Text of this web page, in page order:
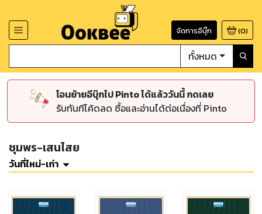
จัดการอีบุ๊ก (0)
ทั้งหมด
โอนย้ายอีบุ๊กไป Pinto ได้แล้ววันนี้ กดเลย
รับทันทีโค้ดลด ซื้อและอ่านได้ต่อเนื่องที่ Pinto
ชุมพร-เสนไสย
วันที่ใหม่-เก่า